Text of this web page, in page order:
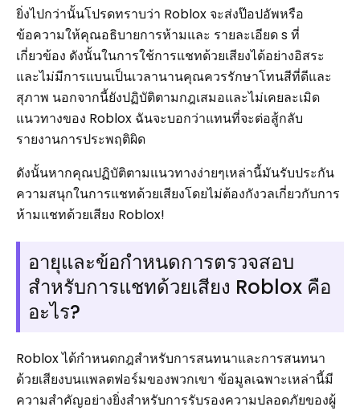
ยิ่งไปกว่านั้นโปรดทราบว่า Roblox จะส่งป๊อปอัพหรือ
ข้อความให้คุณอธิบายการห้ามและ รายละเอียด s ที่
เกี่ยวข้อง ดังนั้นในการใช้การแชทด้วยเสียงได้อย่างอิสระ
และไม่มีการแบนเป็นเวลานานคุณควรรักษาโทนสีที่ดีและ
สุภาพ นอกจากนี้ยังปฏิบัติตามกฎเสมอและไม่เคยละเมิด
แนวทางของ Roblox ฉันจะบอกว่าแทนที่จะต่อสู้กลับ
รายงานการประพฤติผิด
ดังนั้นหากคุณปฏิบัติตามแนวทางง่ายๆเหล่านี้มันรับประกัน
ความสนุกในการแชทด้วยเสียงโดยไม่ต้องกังวลเกี่ยวกับการ
ห้ามแชทด้วยเสียง Roblox!
อายุและข้อกำหนดการตรวจสอบ
สำหรับการแชทด้วยเสียง Roblox คือ
อะไร?
Roblox ได้กำหนดกฎสำหรับการสนทนาและการสนทนา
ด้วยเสียงบนแพลตฟอร์มของพวกเขา ข้อมูลเฉพาะเหล่านี้มี
ความสำคัญอย่างยิ่งสำหรับการรับรองความปลอดภัยของผู้